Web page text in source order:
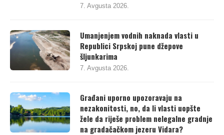
7. Avgusta 2026.
Umanjenjem vodnih naknada vlasti u
Republici Srpskoj pune džepove
šljunkarima
7. Avgusta 2026.
Građani uporno upozoravaju na
nezakonitosti, no, da li vlasti uopšte
žele da riješe problem nelegalne gradnje
na gradačačkom jezeru Vidara?